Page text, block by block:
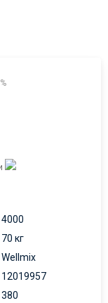
4000
70 кг
Wellmix
12019957
380